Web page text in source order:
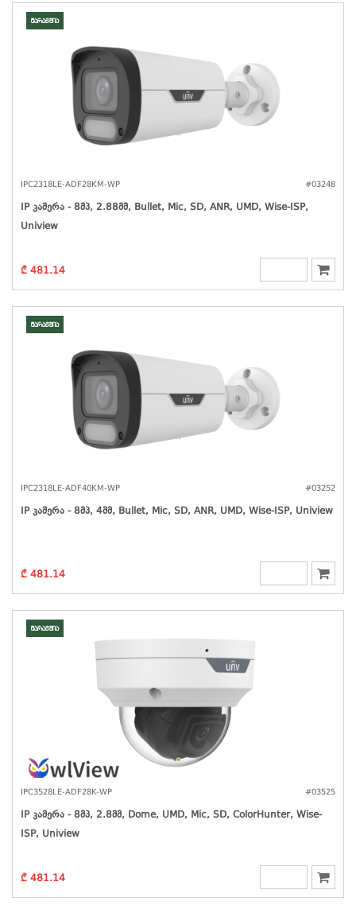
მარაგშია
IPC2318LE-ADF28KM-WP #03248
IP Კამერა - 8მპ, 2.88მმ, Bullet, Mic, SD, ANR, UMD, Wise-ISP,
Uniview
₾ 481.14
მარაგშია
IPC2318LE-ADF40KM-WP #03252
IP Კამერა - 8მპ, 4მმ, Bullet, Mic, SD, ANR, UMD, Wise-ISP, Uniview
₾ 481.14
მარაგშია
IPC3528LE-ADF28K-WP #03525
IP Კამერა - 8მპ, 2.8მმ, Dome, UMD, Mic, SD, ColorHunter, Wise-
ISP, Uniview
₾ 481.14